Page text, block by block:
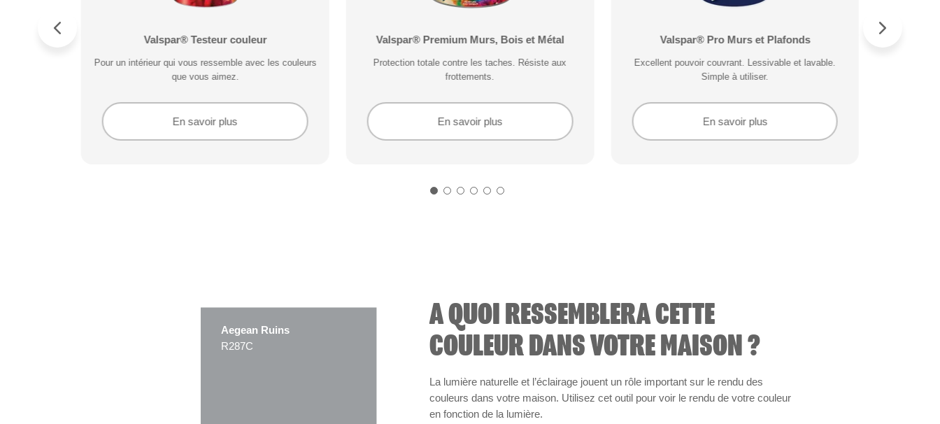
Valspar® Testeur couleur
Pour un intérieur qui vous ressemble avec les couleurs
que vous aimez.
En savoir plus
Valspar® Premium Murs, Bois et Métal
Protection totale contre les taches. Résiste aux
frottements.
En savoir plus
Valspar® Pro Murs et Plafonds
Excellent pouvoir couvrant. Lessivable et lavable.
Simple à utiliser.
En savoir plus
Valspar® Pro Peinture Façade Toutes Saisons
Application idéale entre 2°C et 15°C de température
extérieure. Garantie 20 ans.
En savoir plus
Valspar® Pro Peinture Façade
Microporeuse et respirante. Résiste à la pluie 30
minutes après application.
En savoir plus
Valspar® Pro Peinture Direct sur Métal
Application direct sur métal et direct sur rouille. Fort
pouvoir couvrant. Séchage rapide.
En savoir plus
Aegean Ruins
R287C
A QUOI RESSEMBLERA CETTE
COULEUR DANS VOTRE MAISON ?
La lumière naturelle et l’éclairage jouent un rôle important sur le rendu des
couleurs dans votre maison. Utilisez cet outil pour voir le rendu de votre couleur
en fonction de la lumière.